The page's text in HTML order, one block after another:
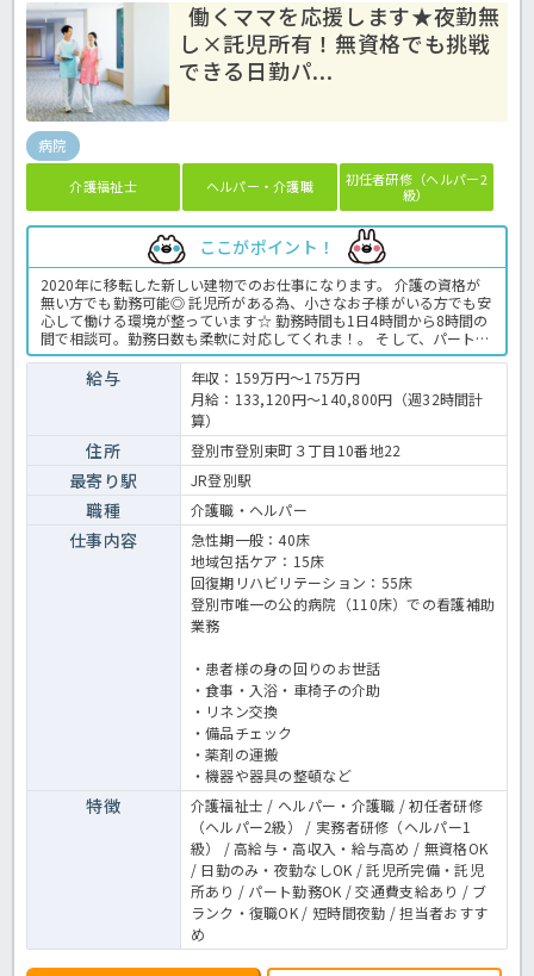
働くママを応援します★夜勤無
し×託児所有！無資格でも挑戦
できる日勤パ...
病院
介護福祉士 ヘルパー・介護職
初任者研修（ヘルパー2
級）
ここがポイント！
2020年に移転した新しい建物でのお仕事になります。 介護の資格が
無い方でも勤務可能◎ 託児所がある為、小さなお子様がいる方でも安
心して働ける環境が整っています☆ 勤務時間も1日4時間から8時間の
間で相談可。勤務日数も柔軟に対応してくれま！。 そして、パートさ
んでも週30時間以上勤務の方には、社会保険もついて且つ、賞与の支
給あり。 働くモチベーションも高めることができますね♪ まずはお
気軽にほっ介護までお問い合わせください。 病院での看護助手業務全
般です。 ＜看護助手 非常勤 病院の求人＞
給与
年収：159万円～175万円
月給：133,120円～140,800円（週32時間計
算）
住所 登別市登別東町３丁目10番地22
最寄り駅 JR登別駅
職種 介護職・ヘルパー
仕事内容
急性期一般：40床
地域包括ケア：15床
回復期リハビリテーション：55床
登別市唯一の公的病院（110床）での看護補助
業務
・患者様の身の回りのお世話
・食事・入浴・車椅子の介助
・リネン交換
・備品チェック
・薬剤の運搬
・機器や器具の整頓など
特徴
介護福祉士 / ヘルパー・介護職 / 初任者研修
（ヘルパー2級） / 実務者研修（ヘルパー1
級） / 高給与・高収入・給与高め / 無資格OK
/ 日勤のみ・夜勤なしOK / 託児所完備・託児
所あり / パート勤務OK / 交通費支給あり / ブ
ランク・復職OK / 短時間夜勤 / 担当者おすす
め